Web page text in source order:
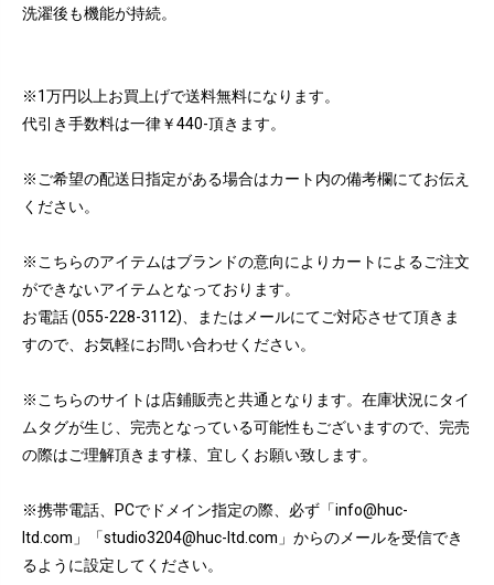
洗濯後も機能が持続。
※1万円以上お買上げで送料無料になります。
代引き手数料は一律￥440-頂きます。
※ご希望の配送日指定がある場合はカート内の備考欄にてお伝え
ください。
※こちらのアイテムはブランドの意向によりカートによるご注文
ができないアイテムとなっております。
お電話 (055-228-3112)、またはメールにてご対応させて頂きま
すので、お気軽にお問い合わせください。
※こちらのサイトは店鋪販売と共通となります。在庫状況にタイ
ムタグが生じ、完売となっている可能性もございますので、完売
の際はご理解頂きます様、宜しくお願い致します。
※携帯電話、PCでドメイン指定の際、必ず「info@huc-
ltd.com」「studio3204@huc-ltd.com」からのメールを受信でき
るように設定してください。